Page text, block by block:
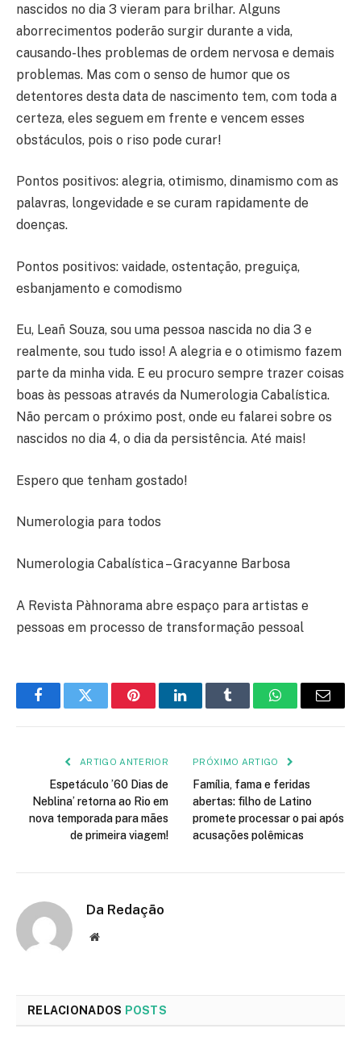
nascidos no dia 3 vieram para brilhar. Alguns
aborrecimentos poderão surgir durante a vida,
causando-lhes problemas de ordem nervosa e demais
problemas. Mas com o senso de humor que os
detentores desta data de nascimento tem, com toda a
certeza, eles seguem em frente e vencem esses
obstáculos, pois o riso pode curar!
Pontos positivos: alegria, otimismo, dinamismo com as
palavras, longevidade e se curam rapidamente de
doenças.
Pontos positivos: vaidade, ostentação, preguiça,
esbanjamento e comodismo
Eu, Leañ Souza, sou uma pessoa nascida no dia 3 e
realmente, sou tudo isso! A alegria e o otimismo fazem
parte da minha vida. E eu procuro sempre trazer coisas
boas às pessoas através da Numerologia Cabalística.
Não percam o próximo post, onde eu falarei sobre os
nascidos no dia 4, o dia da persistência. Até mais!
Espero que tenham gostado!
Numerologia para todos
Numerologia Cabalística – Gracyanne Barbosa
A Revista Pàhnorama abre espaço para artistas e
pessoas em processo de transformação pessoal
FacebookTwitter PinterestLinkedInTumblr WhatsApp
E-
ARTIGO ANTERIOR
Espetáculo ’60 Dias de
Neblina’ retorna ao Rio em
nova temporada para mães
de primeira viagem!
PRÓXIMO ARTIGO
Família, fama e feridas
abertas: filho de Latino
promete processar o pai após
acusações polêmicas
Da Redação
Site
RELACIONADOS POSTS